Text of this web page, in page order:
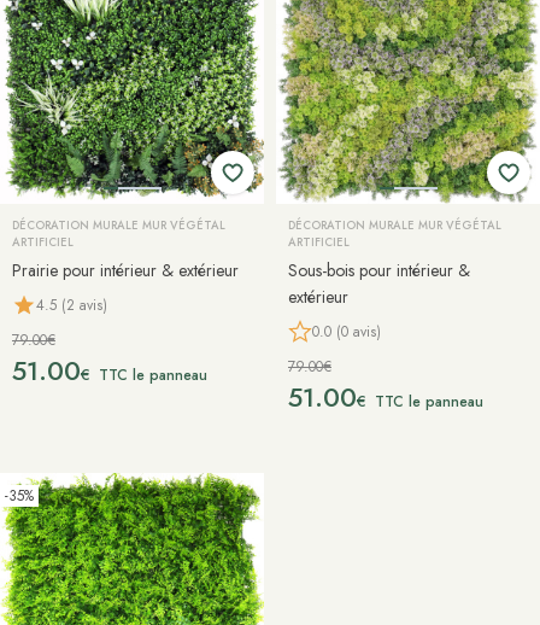
DÉCORATION MURALE MUR VÉGÉTAL
ARTIFICIEL
Prairie pour intérieur & extérieur
4.5 (2 avis)
79.00€
51.00€ TTC le panneau
DÉCORATION MURALE MUR VÉGÉTAL
ARTIFICIEL
Sous-bois pour intérieur &
extérieur
0.0 (0 avis)
79.00€
51.00€ TTC le panneau
-35%